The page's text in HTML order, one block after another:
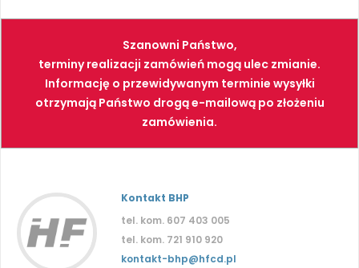
NARZĘDZIA SPAWALNICTWO
FARBY PNEUMATYKA
Szanowni Państwo,
terminy realizacji zamówień mogą ulec zmianie.
Informację o przewidywanym terminie wysyłki
otrzymają Państwo drogą e-mailową po złożeniu
zamówienia.
Kontakt BHP
tel. kom. 607 403 005
tel. kom. 721 910 920
kontakt-bhp@hfcd.pl